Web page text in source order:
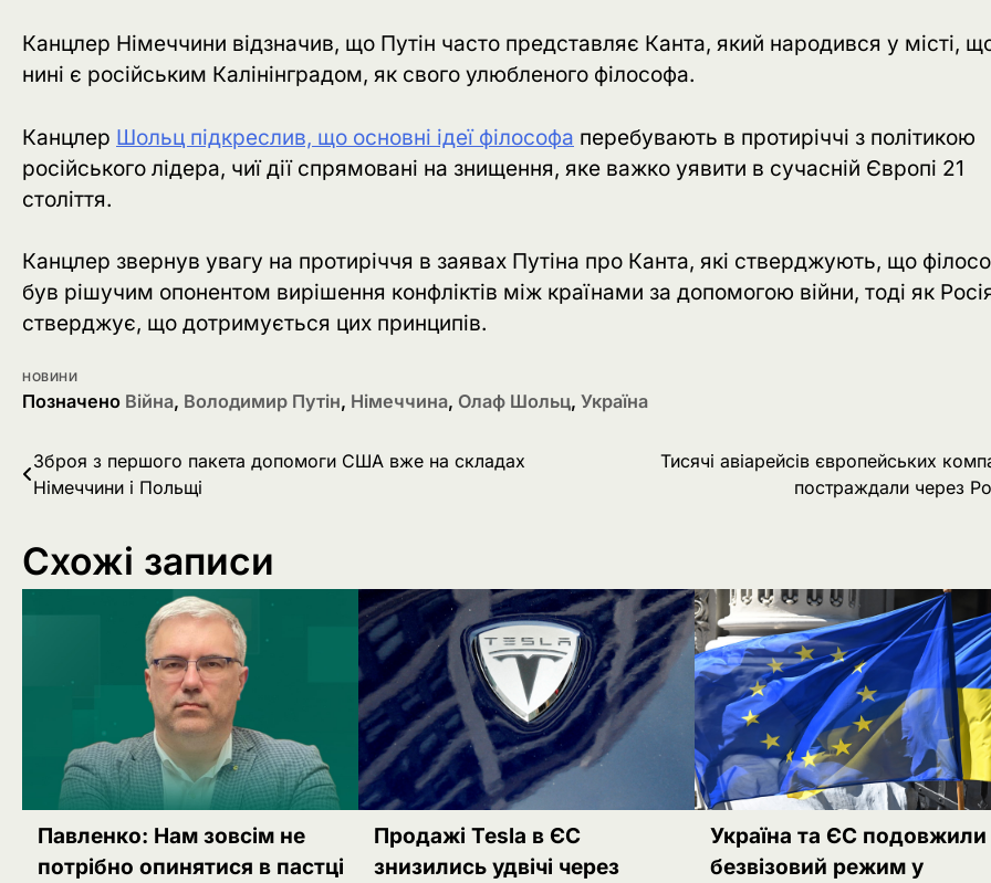
Канцлер Німеччини відзначив, що Путін часто представляє Канта, який народився у місті,
нині є російським Калінінградом, як свого улюбленого філософа.
Канцлер Шольц підкреслив, що основні ідеї філософа перебувають в протиріччі з політикою
російського лідера, чиї дії спрямовані на знищення, яке важко уявити в сучасній Європі 21
століття.
Канцлер звернув увагу на протиріччя в заявах Путіна про Канта, які стверджують, що
був рішучим опонентом вирішення конфліктів між країнами за допомогою війни, тоді як
стверджує, що дотримується цих принципів.
НОВИНИ
Позначено Війна, Володимир Путін, Німеччина, Олаф Шольц, Україна
Навігація
записів
Зброя з першого пакета допомоги США вже на складах
Німеччини і Польщі
Тисячі авіарейсів європейських
постраждали через
Схожі записи
Павленко: Нам зовсім не
потрібно опинятися в пастці
Продажі Tesla в ЄС
знизились удвічі через
Україна та ЄС подовжили
безвізовий режим у